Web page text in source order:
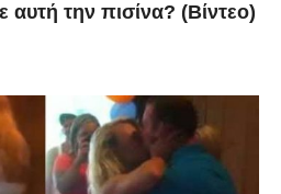
την πισίνα? (Βίντεο)